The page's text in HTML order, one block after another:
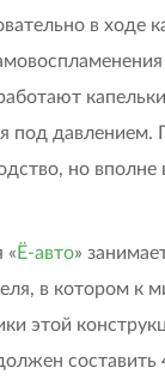
в ходе
под давлением.
но вполне
« Ё-авто»
в котором к
этой